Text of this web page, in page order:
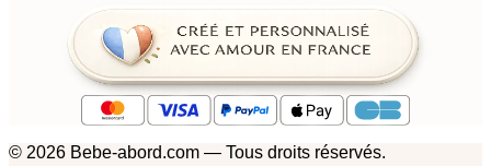
© 2026 Bebe-abord.com — Tous droits réservés.